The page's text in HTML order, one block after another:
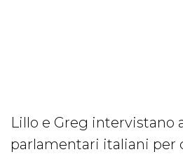
Lillo e Greg intervistano
parlamentari italiani per